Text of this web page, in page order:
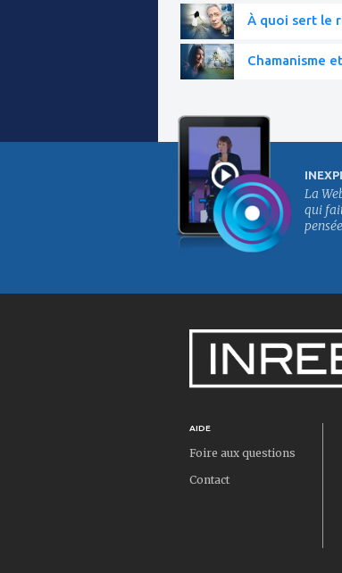
À quoi sert le
Chamanisme
La
qui
AIDE
Foire aux questions
Contact